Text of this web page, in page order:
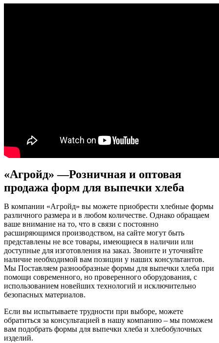
«Агройд» —Розничная и оптовая
продажа форм для выпечки хлеба
В компании «Агройд» вы можете приобрести хлебные формы
различного размера и в любом количестве. Однако обращаем
ваше внимание на то, что в связи с постоянно
расширяющимся производством, на сайте могут быть
представлены не все товары, имеющиеся в наличии или
доступные для изготовления на заказ. Звоните и уточняйте
наличие необходимой вам позиции у наших консультантов.
Мы Поставляем разнообразные формы для выпечки хлеба при
помощи современного, но проверенного оборудования, с
использованием новейших технологий и исключительно
безопасных материалов.
Если вы испытываете трудности при выборе, можете
обратиться за консультацией в нашу компанию – мы поможем
вам подобрать формы для выпечки хлеба и хлебобулочных
изделий.